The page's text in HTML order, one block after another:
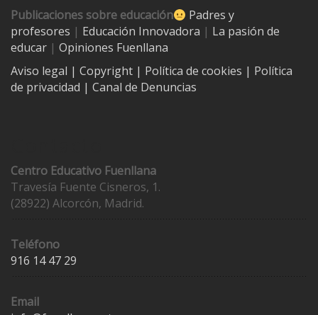
Publicaciones sobre educación
Padres y
profesores | Educación Innovadora | La pasión de
educar | Opiniones Fuenllana
Aviso legal | Copyright | Política de cookies | Política
de privacidad | Canal de Denuncias
Centro Educativo Fuenllana
Travesía Fuente Cisneros, 1.
(28922) Alcorcón, Madrid.
Teléfono
916 14 47 29
Email